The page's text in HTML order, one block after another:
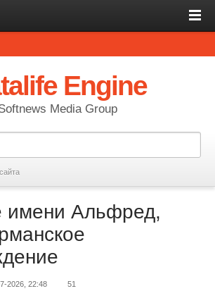
Engine
Media Group
имени Альфред,
2026, 22:48 51